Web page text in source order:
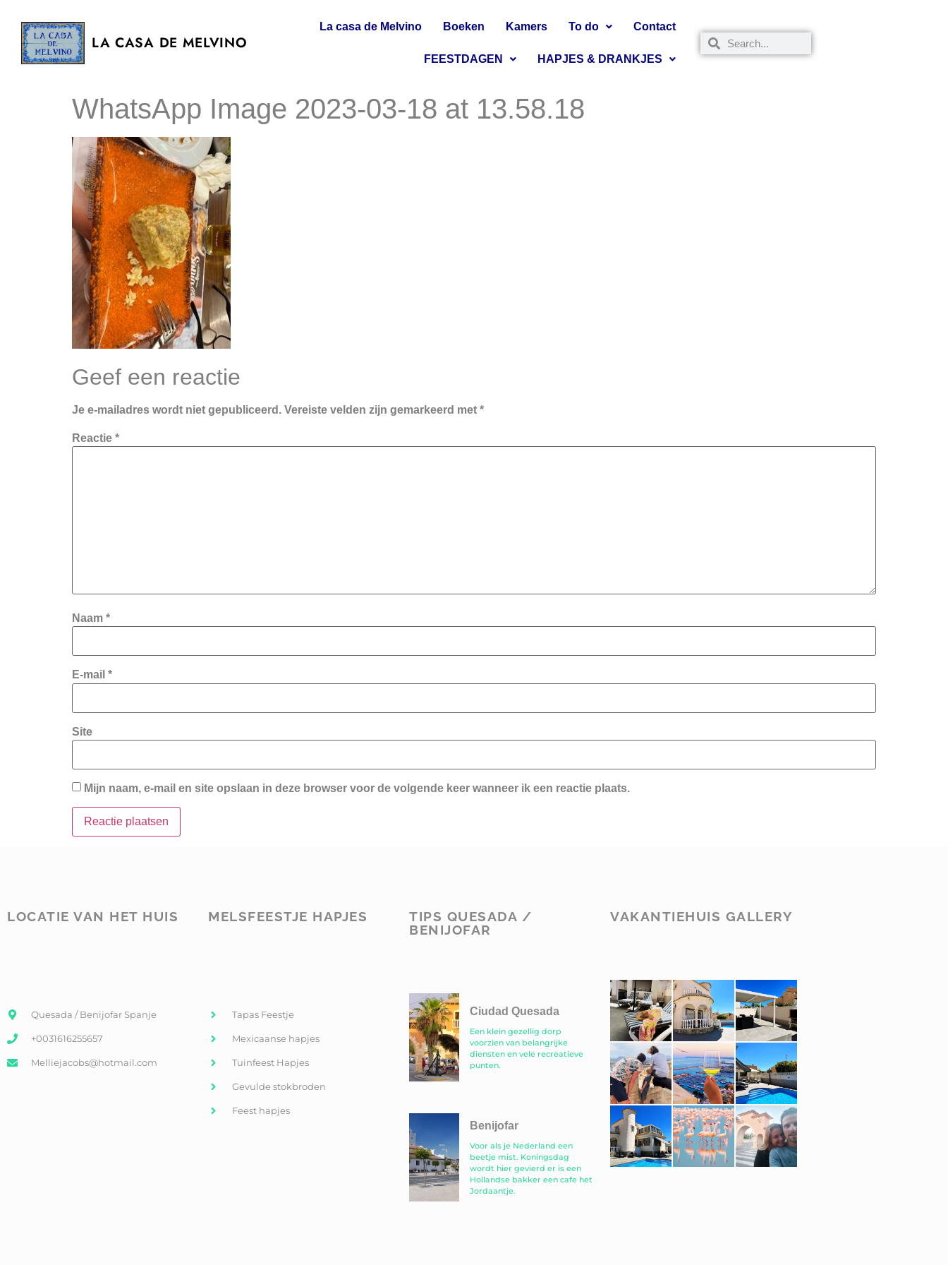
LA CASA DE MELVINO
La casa de Melvino Boeken Kamers To do Contact
FEESTDAGEN HAPJES & DRANKJES
WhatsApp Image 2023-03-18 at 13.58.18
Geef een reactie
Je e-mailadres wordt niet gepubliceerd. Vereiste velden zijn gemarkeerd met *
Reactie *
Naam *
E-mail *
Site
Mijn naam, e-mail en site opslaan in deze browser voor de volgende keer wanneer ik een reactie plaats.
LOCATIE VAN HET HUIS
Quesada / Benijofar Spanje
+0031616255657
Melliejacobs@hotmail.com
MELSFEESTJE HAPJES
Tapas Feestje
Mexicaanse hapjes
Tuinfeest Hapjes
Gevulde stokbroden
Feest hapjes
TIPS QUESADA /
BENIJOFAR
Ciudad Quesada
Een klein gezellig dorp
voorzien van belangrijke
diensten en vele recreatieve
punten.
Benijofar
Voor als je Nederland een
beetje mist. Koningsdag
wordt hier gevierd er is een
Hollandse bakker een cafe het
Jordaantje.
VAKANTIEHUIS GALLERY